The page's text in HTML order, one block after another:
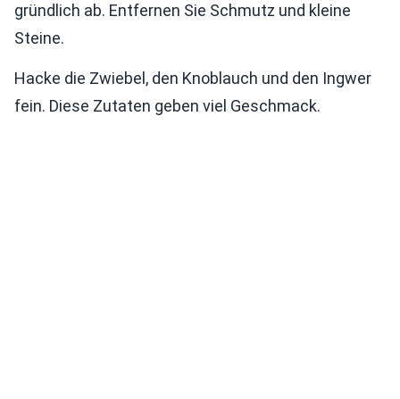
gründlich ab. Entfernen Sie Schmutz und kleine
Steine.
Hacke die Zwiebel, den Knoblauch und den Ingwer
fein. Diese Zutaten geben viel Geschmack.